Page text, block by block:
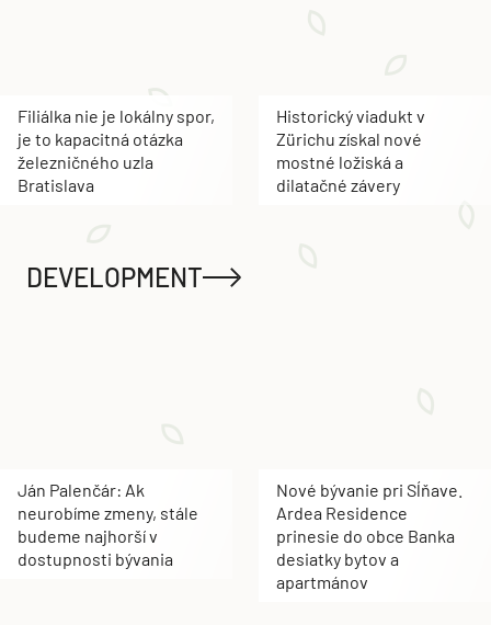
Filiálka nie je lokálny spor,
je to kapacitná otázka
železničného uzla
Bratislava
Historický viadukt v
Zürichu získal nové
mostné ložiská a
dilatačné závery
DEVELOPMENT
Ján Palenčár: Ak
neurobíme zmeny, stále
budeme najhorší v
dostupnosti bývania
Nové bývanie pri Sĺňave.
Ardea Residence
prinesie do obce Banka
desiatky bytov a
apartmánov